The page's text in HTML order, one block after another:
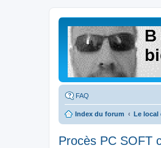
FAQ
Index du forum Le local
Procès PC SOFT